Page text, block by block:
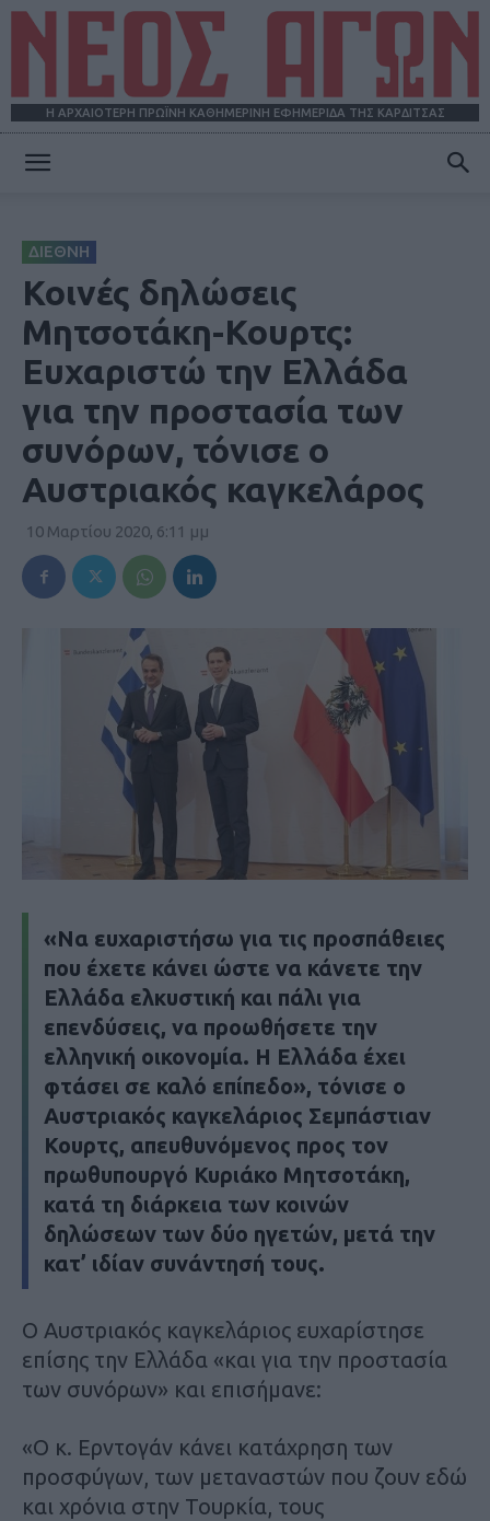
Η ΑΡΧΑΙΟΤΕΡΗ ΠΡΩΪΝΗ ΚΑΘΗΜΕΡΙΝΗ ΕΦΗΜΕΡΙΔΑ ΤΗΣ ΚΑΡΔΙΤΣΑΣ
ΔΙΕΘΝΗ
Κοινές δηλώσεις
Μητσοτάκη-Κουρτς:
Ευχαριστώ την Ελλάδα
για την προστασία των
συνόρων, τόνισε ο
Αυστριακός καγκελάρος
10 Μαρτίου 2020, 6:11 μμ
«Να ευχαριστήσω για τις προσπάθειες
που έχετε κάνει ώστε να κάνετε την
Ελλάδα ελκυστική και πάλι για
επενδύσεις, να προωθήσετε την
ελληνική οικονομία. Η Ελλάδα έχει
φτάσει σε καλό επίπεδο», τόνισε ο
Αυστριακός καγκελάριος Σεμπάστιαν
Κουρτς, απευθυνόμενος προς τον
πρωθυπουργό Κυριάκο Μητσοτάκη,
κατά τη διάρκεια των κοινών
δηλώσεων των δύο ηγετών, μετά την
κατ’ ιδίαν συνάντησή τους.
Ο Αυστριακός καγκελάριος ευχαρίστησε
επίσης την Ελλάδα «και για την προστασία
των συνόρων» και επισήμανε:
«Ο κ. Ερντογάν κάνει κατάχρηση των
προσφύγων, των μεταναστών που ζουν εδώ
και χρόνια στην Τουρκία, τους